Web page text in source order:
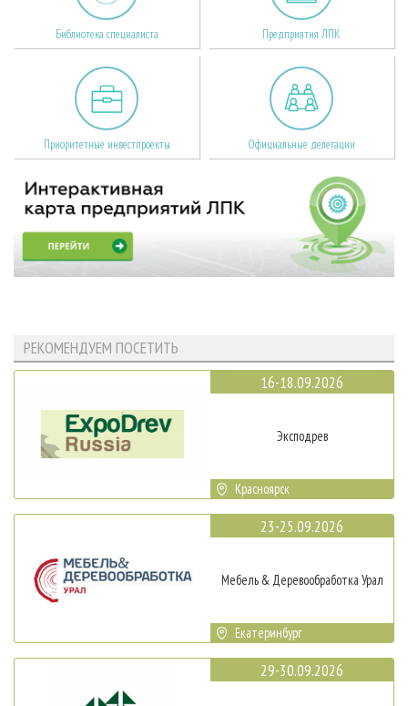
Библиотека специалиста Предприятия ЛПК
Приоритетные инвестпроекты Официальные делегации
РЕКОМЕНДУЕМ ПОСЕТИТЬ
16-18.09.2026
Эксподрев
Красноярск
23-25.09.2026
Мебель & Деревообработка Урал
Екатеринбург
29-30.09.2026